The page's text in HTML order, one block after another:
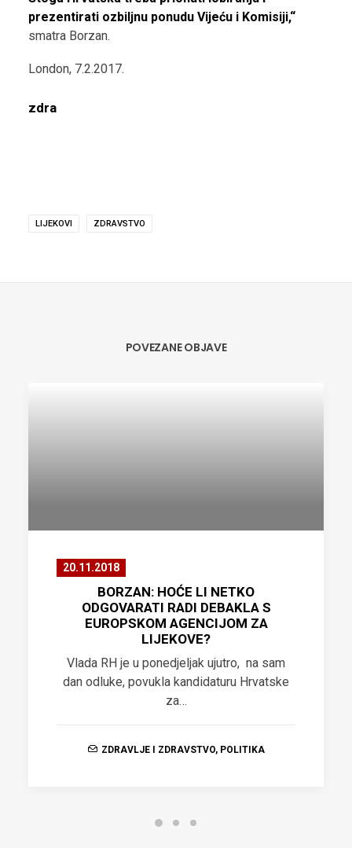
prezentirati ozbiljnu ponudu Vijeću i Komisiji,“
smatra Borzan.
London, 7.2.2017.
zdra
LIJEKOVI ZDRAVSTVO
POVEZANE OBJAVE
20.11.2018
BORZAN: HOĆE LI NETKO
ODGOVARATI RADI DEBAKLA S
EUROPSKOM AGENCIJOM ZA
LIJEKOVE?
Vlada RH je u ponedjeljak ujutro, na sam
dan odluke, povukla kandidaturu Hrvatske
za…
ZDRAVLJE I ZDRAVSTVO, POLITIKA